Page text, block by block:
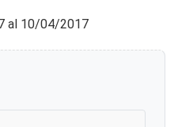
al 10/04/2017